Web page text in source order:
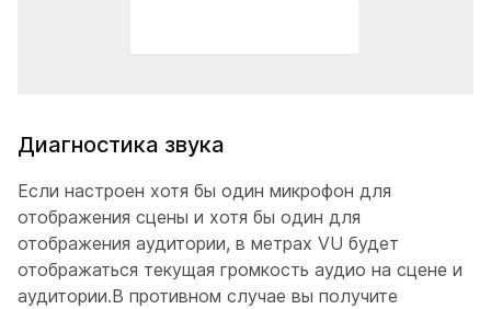
Диагностика звука
Если настроен хотя бы один микрофон для
отображения сцены и хотя бы один для
отображения аудитории, в метрах VU будет
отображаться текущая громкость аудио на сцене и
аудитории.В противном случае вы получите